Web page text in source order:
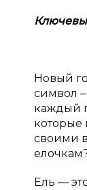
Новый
символ
каждый
которые
своими
Ель —